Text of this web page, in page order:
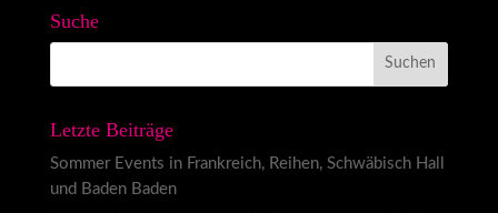
Suche
Letzte Beiträge
Sommer Events in Frankreich, Reihen, Schwäbisch Hall
und Baden Baden